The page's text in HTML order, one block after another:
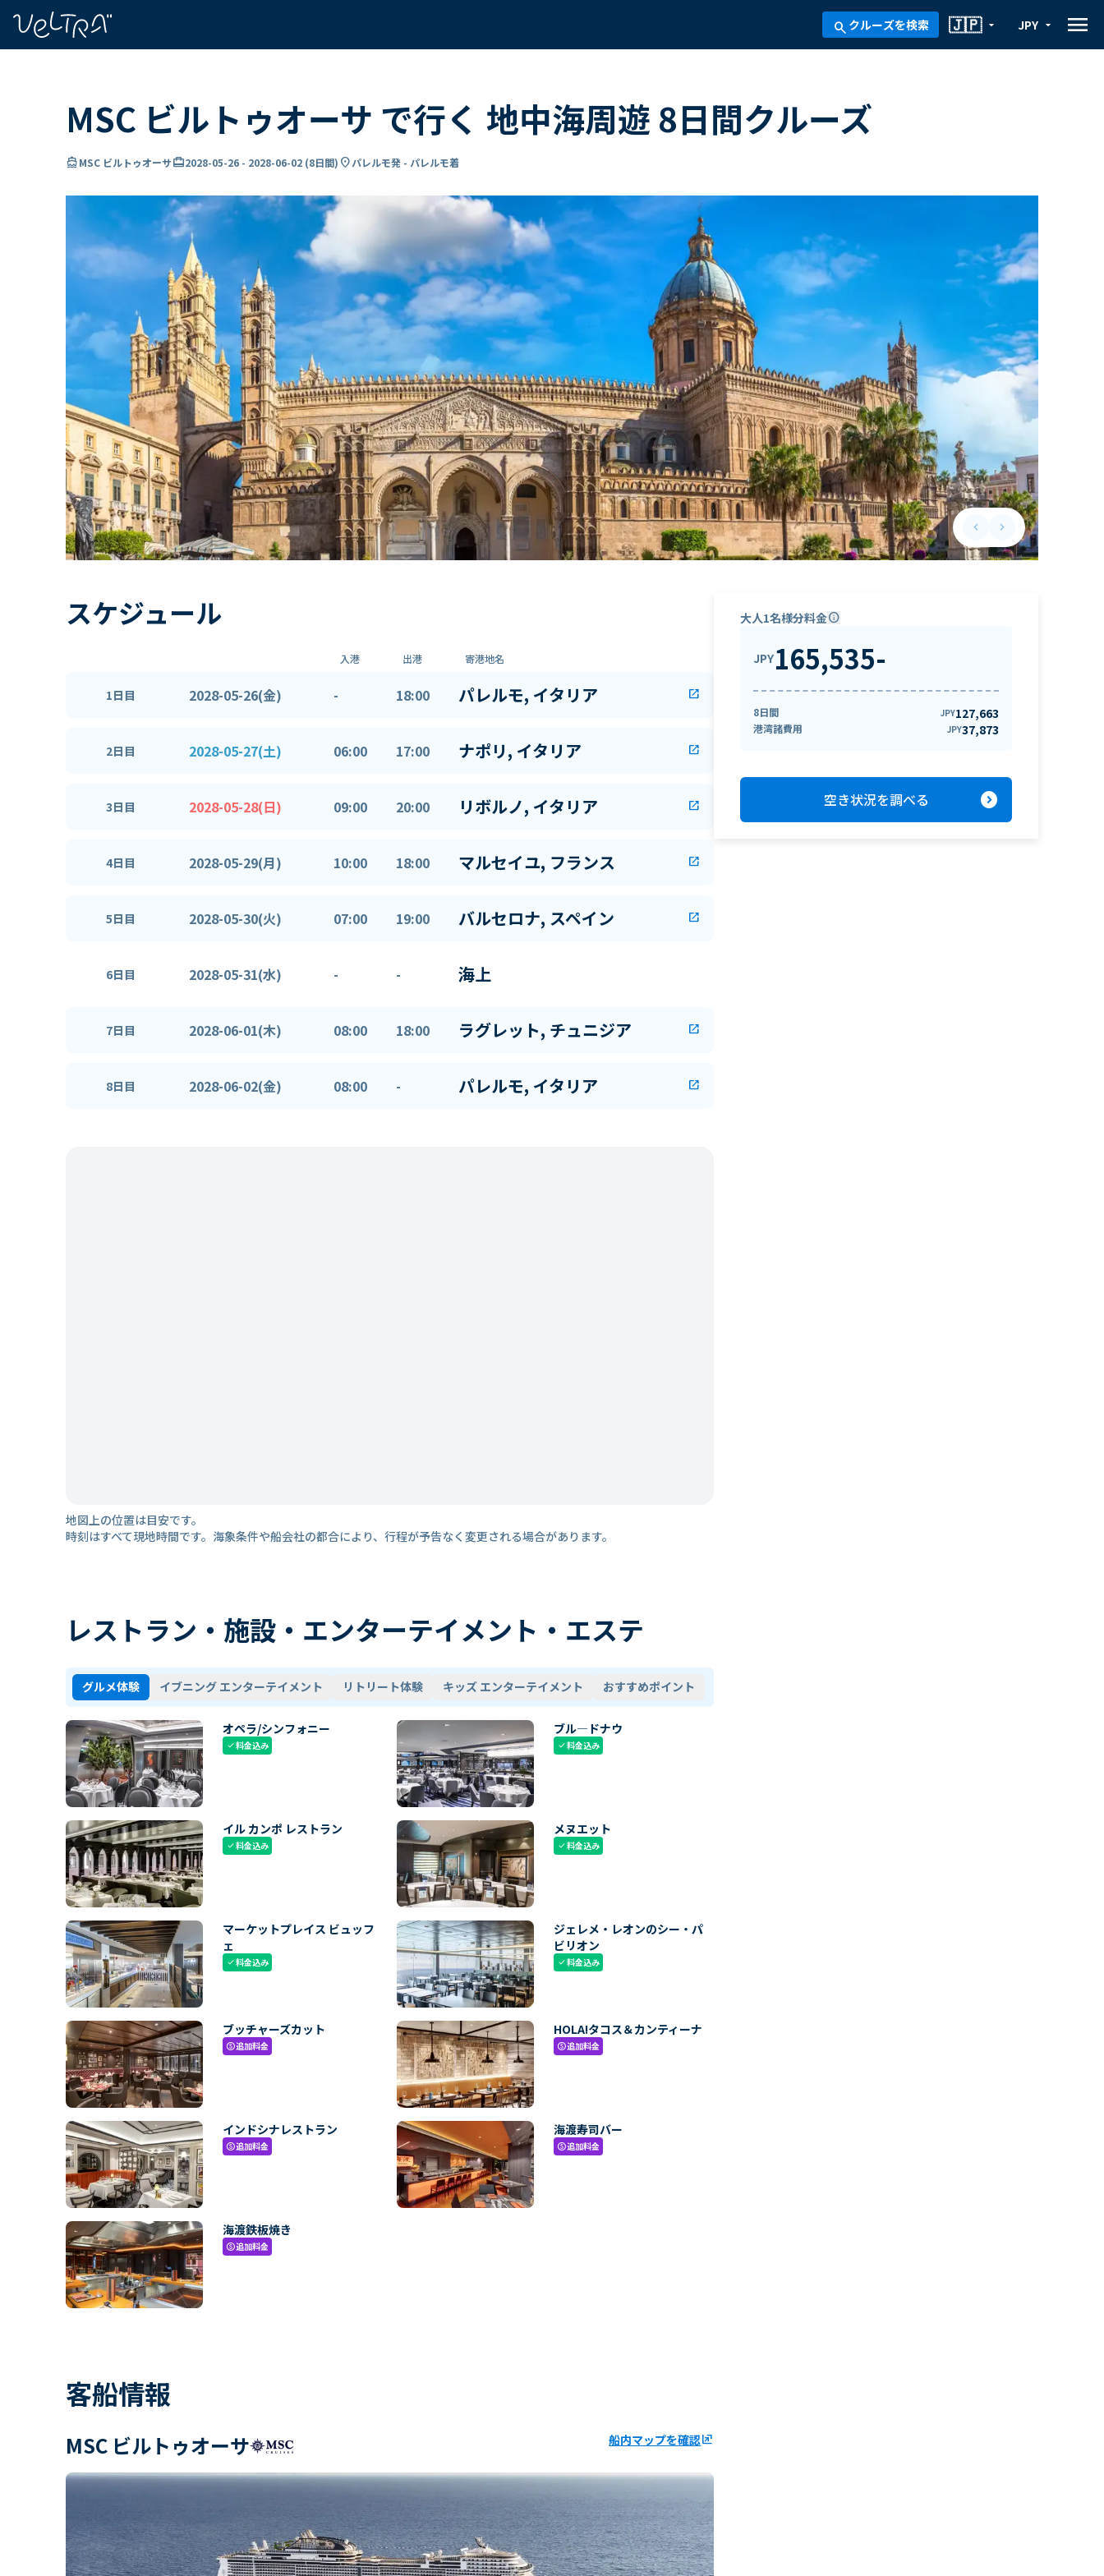
search クルーズを検索 arrow_drop_down
🇯🇵 arrow_drop_down
JPY menu
MSC ビルトゥオーサ で行く 地中海周遊 8日間クルーズ
directions_boatMSC ビルトゥオーサcard_travel2028-05-26 - 2028-06-02 (8日間) location_onパレルモ発 - パレルモ着
keyboard_arrow_leftPrevious slide
keyboard_arrow_rightNext slide
スケジュール
入港 出港 寄港地名
1日目 2028-05-26(金) - 18:00 パレルモ, イタリア open_in_new
2日目 2028-05-27(土) 06:00 17:00 ナポリ, イタリア open_in_new
3日目 2028-05-28(日) 09:00 20:00 リボルノ, イタリア open_in_new
4日目 2028-05-29(月) 10:00 18:00 マルセイユ, フランス open_in_new
5日目 2028-05-30(火) 07:00 19:00 バルセロナ, スペイン open_in_new
6日目 2028-05-31(水) - - 海上
7日目 2028-06-01(木) 08:00 18:00 ラグレット, チュニジア open_in_new
8日目 2028-06-02(金) 08:00 - パレルモ, イタリア open_in_new
地図上の位置は目安です。
時刻はすべて現地時間です。海象条件や船会社の都合により、行程が予告なく変更される場合があります。
レストラン・施設・エンターテイメント・エステ
グルメ体験 イブニング エンターテイメント リトリート体験 キッズ エンターテイメント おすすめポイント
オペラ/シンフォニー
check料金込み
ブル―ドナウ
check料金込み
イル カンポ レストラン
check料金込み
メヌエット
check料金込み
マーケットプレイス ビュッフ
ェ
check料金込み
ジェレメ・レオンのシー・パ
ビリオン
check料金込み
ブッチャーズカット
paid追加料金
HOLA!タコス＆カンティーナ
paid追加料金
インドシナレストラン
paid追加料金
海渡寿司バー
paid追加料金
海渡鉄板焼き
paid追加料金
客船情報
MSC ビルトゥオーサ 船内マップを確認ungroup
大人1名様分料金info
JPY165,535-
8日間 JPY127,663
港湾諸費用 JPY37,873
空き状況を調べる expand_circle_right